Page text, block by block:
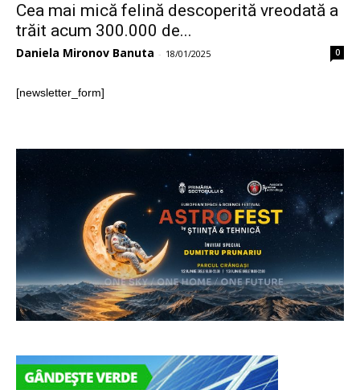
Cea mai mică felină descoperită vreodată a
trăit acum 300.000 de...
Daniela Mironov Banuta - 18/01/2025 0
[newsletter_form]